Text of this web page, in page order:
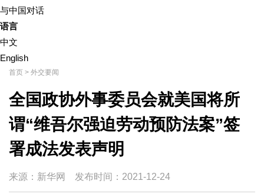
与中国对话
语言
中文
English
首页 > 外交要闻
全国政协外事委员会就美国将所
谓“维吾尔强迫劳动预防法案”签
署成法发表声明
来源：新华网 发布时间： 2021-12-24